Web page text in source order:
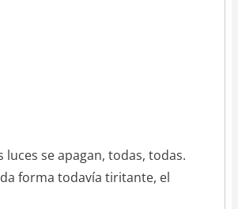
luces se apagan, todas, todas.
forma todavía tiritante, el